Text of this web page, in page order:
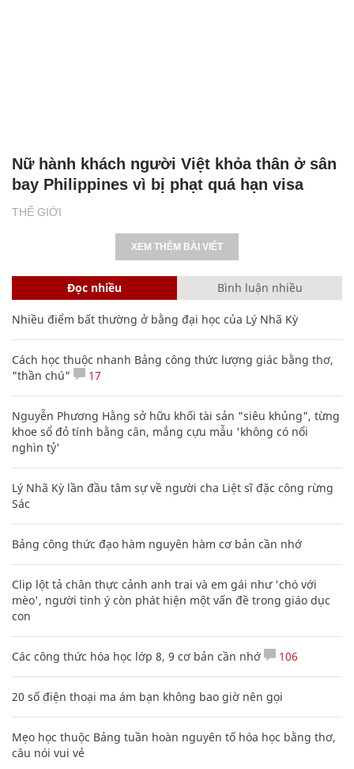
THẾ GIỚI
Nữ hành khách người Việt khỏa thân ở sân
bay Philippines vì bị phạt quá hạn visa
XEM THÊM BÀI VIẾT
Đọc nhiều Bình luận nhiều
Nhiều điểm bất thường ở bằng đại học của Lý Nhã Kỳ
Cách học thuộc nhanh Bảng công thức lượng giác bằng thơ,
"thần chú"
17
Nguyễn Phương Hằng sở hữu khối tài sản "siêu khủng", từng
khoe sổ đỏ tính bằng cân, mắng cựu mẫu 'không có nổi
nghìn tỷ'
Lý Nhã Kỳ lần đầu tâm sự về người cha Liệt sĩ đặc công rừng
Sác
Bảng công thức đạo hàm nguyên hàm cơ bản cần nhớ
Clip lột tả chân thực cảnh anh trai và em gái như 'chó với
mèo', người tinh ý còn phát hiện một vấn đề trong giáo dục
con
Các công thức hóa học lớp 8, 9 cơ bản cần nhớ 106
20 số điện thoại ma ám bạn không bao giờ nên gọi
Mẹo học thuộc Bảng tuần hoàn nguyên tố hóa học bằng thơ,
câu nói vui vẻ